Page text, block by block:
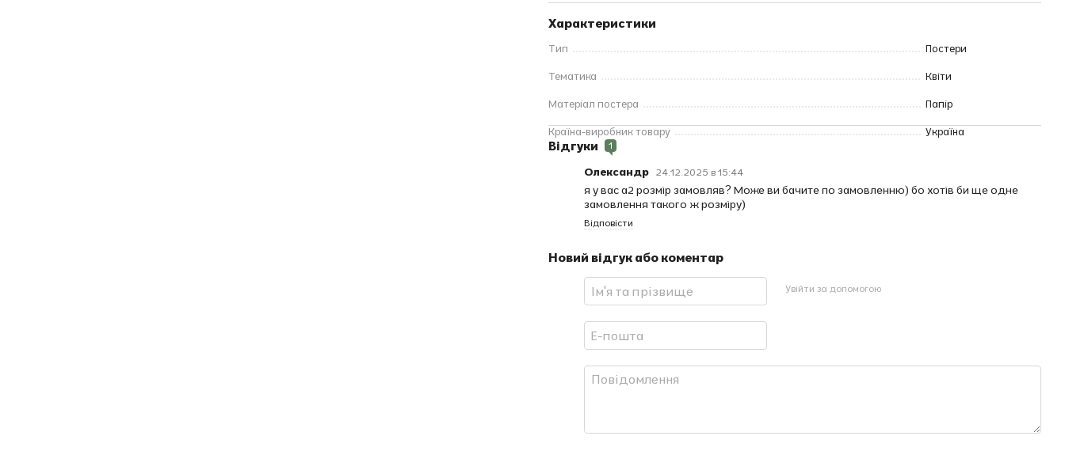
Характеристики
Тип Постери
Тематика Квіти
Матеріал постера Папір
Країна-виробник товару Україна
Відгуки 1
Олександр 24.12.2025 в 15:44
я у вас а2 розмір замовляв? Може ви бачите по замовленню) бо хотів би ще одне
замовлення такого ж розміру)
Відповісти
Новий відгук або коментар
Увійти за допомогою